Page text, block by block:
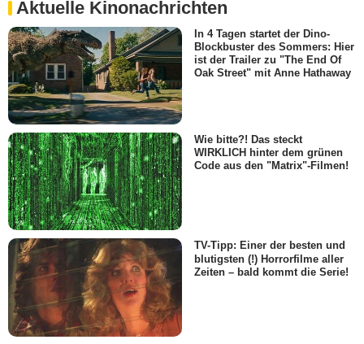
Aktuelle Kinonachrichten
In 4 Tagen startet der Dino-
Blockbuster des Sommers: Hier
ist der Trailer zu "The End Of
Oak Street" mit Anne Hathaway
Wie bitte?! Das steckt
WIRKLICH hinter dem grünen
Code aus den "Matrix"-Filmen!
TV-Tipp: Einer der besten und
blutigsten (!) Horrorfilme aller
Zeiten – bald kommt die Serie!